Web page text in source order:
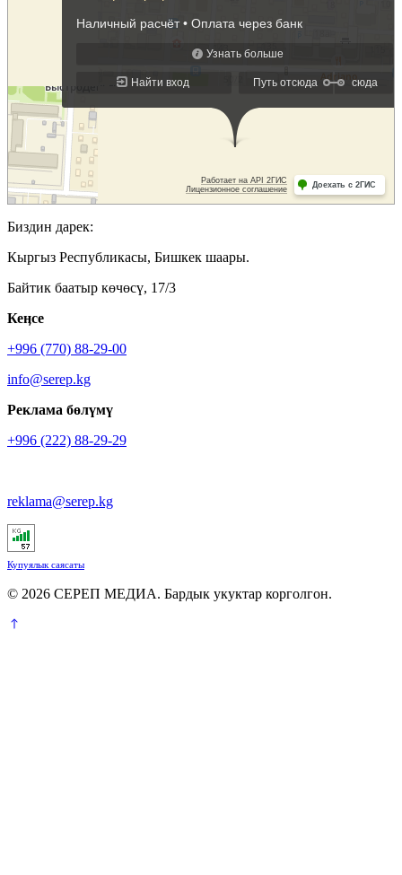
Биздин дарек:
Кыргыз Республикасы, Бишкек шаары.
Байтик баатыр көчөсү, 17/3
Кеӊсе
+996 (770) 88-29-00
info@serep.kg
Реклама бөлүмү
+996 (222) 88-29-29
reklama@serep.kg
Купуялык саясаты
© 2026 СЕРЕП МЕДИА. Бардык укуктар корголгон.